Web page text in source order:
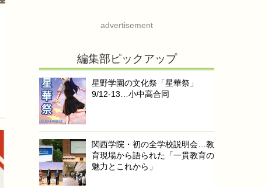
advertisement
編集部ピックアップ
星野学園の文化祭「星華祭」
9/12-13…小中高合同
関西学院・初の全学校説明会…教
育現場から語られた「一貫教育の
魅力とこれから」